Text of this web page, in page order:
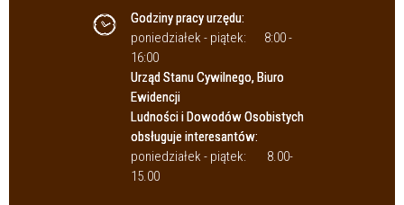
Godziny pracy urzędu:
poniedziałek - piątek:
8:00 -
16:00
Urząd Stanu Cywilnego, Biuro
Ewidencji
Ludności i Dowodów Osobistych
obsługuje interesantów:
poniedziałek - piątek:
8.00-
15.00